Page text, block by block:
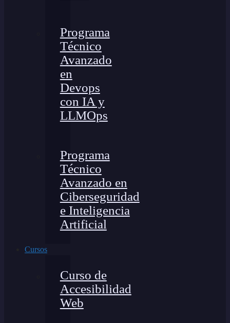
Programa
Técnico
Avanzado
en
Devops
con IA y
LLMOps
Programa
Técnico
Avanzado en
Ciberseguridad
e Inteligencia
Artificial
Cursos
Curso de
Accesibilidad
Web